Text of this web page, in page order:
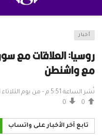
أخبار
روسيا: العلاقات مع
مع واشنطن
نُشر الساعة 5:51 م - من يوم الثلاثاء 11 نوفمبر / تشرين الثاني 2025
0
0
تابع آخر الأخبار على واتساب